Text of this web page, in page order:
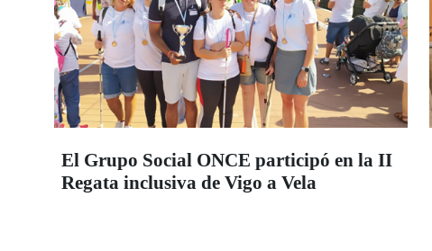
El Grupo Social ONCE participó en la II
Regata inclusiva de Vigo a Vela